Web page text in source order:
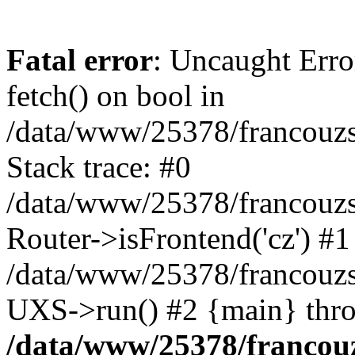
Fatal error: Uncaught
fetch() on bool in
/data/www/25378/
Stack trace: #0
/data/www/25378/
Router->isFrontend('cz') #1
/data/www/25378/
UXS->run() #2 {main}
/data/www/25378/